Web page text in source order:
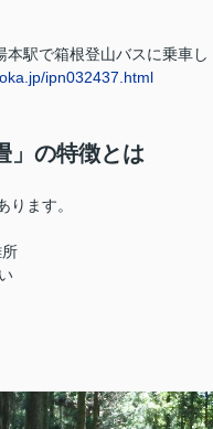
駅で箱根登山バスに乗車
ipn032437.html
」の特徴とは
ります。